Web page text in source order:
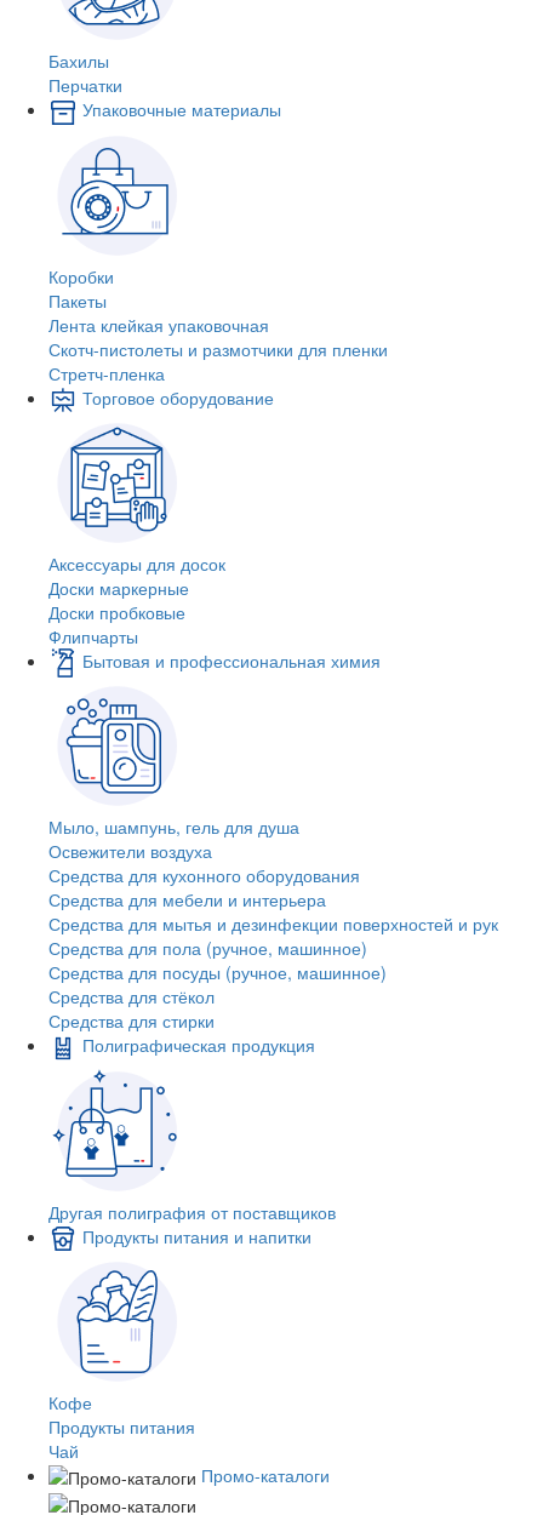
Бахилы
Перчатки
Упаковочные материалы
Коробки
Пакеты
Лента клейкая упаковочная
Скотч-пистолеты и размотчики для пленки
Стретч-пленка
Торговое оборудование
Аксессуары для досок
Доски маркерные
Доски пробковые
Флипчарты
Бытовая и профессиональная химия
Мыло, шампунь, гель для душа
Освежители воздуха
Средства для кухонного оборудования
Средства для мебели и интерьера
Средства для мытья и дезинфекции поверхностей и рук
Средства для пола (ручное, машинное)
Средства для посуды (ручное, машинное)
Средства для стёкол
Средства для стирки
Полиграфическая продукция
Другая полиграфия от поставщиков
Продукты питания и напитки
Кофе
Продукты питания
Чай
Промо-каталоги